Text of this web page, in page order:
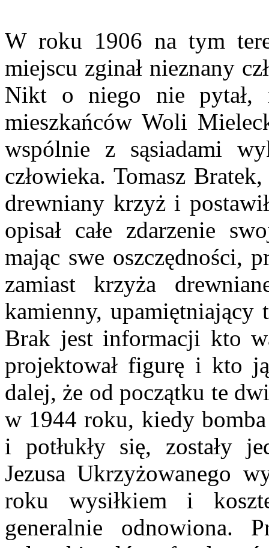
W roku 1906 na tym
miejscu zginał nieznany
Nikt o niego nie pytał,
mieszkańców Woli
wspólnie z sąsiadami
człowieka. Tomasz
drewniany krzyż i
opisał całe zdarzenie
mając swe oszczędności,
zamiast krzyża
kamienny, upamiętniający
Brak jest informacji kto
projektował figurę i kto
dalej, że od początku te
w 1944 roku, kiedy
i potłukły się, zostały
Jezusa Ukrzyżowanego
roku wysiłkiem i
generalnie odnowiona.